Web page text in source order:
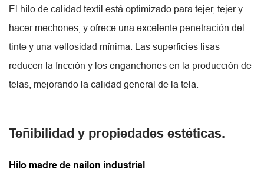
El hilo de calidad textil está optimizado para tejer, tejer y
hacer mechones, y ofrece una excelente penetración del
tinte y una vellosidad mínima. Las superficies lisas
reducen la fricción y los enganchones en la producción de
telas, mejorando la calidad general de la tela.
Teñibilidad y propiedades estéticas.
Hilo madre de nailon industrial